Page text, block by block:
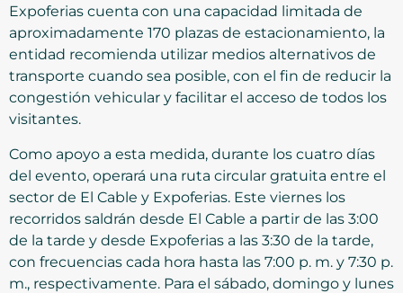
Expoferias cuenta con una capacidad limitada de
aproximadamente 170 plazas de estacionamiento, la
entidad recomienda utilizar medios alternativos de
transporte cuando sea posible, con el fin de reducir la
congestión vehicular y facilitar el acceso de todos los
visitantes.
Como apoyo a esta medida, durante los cuatro días
del evento, operará una ruta circular gratuita entre el
sector de El Cable y Expoferias. Este viernes los
recorridos saldrán desde El Cable a partir de las 3:00
de la tarde y desde Expoferias a las 3:30 de la tarde,
con frecuencias cada hora hasta las 7:00 p. m. y 7:30 p.
m., respectivamente. Para el sábado, domingo y lunes